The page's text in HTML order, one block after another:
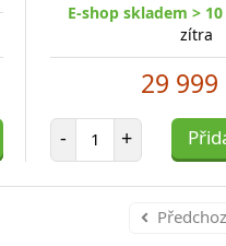
E-shop skladem >
zítra
29 999
- Počet položek
+